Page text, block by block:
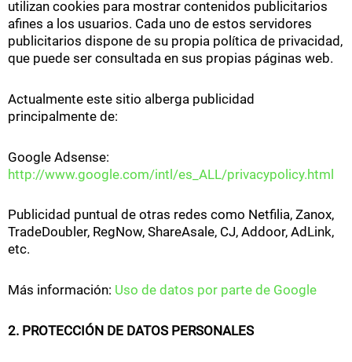
utilizan cookies para mostrar contenidos publicitarios
afines a los usuarios. Cada uno de estos servidores
publicitarios dispone de su propia política de privacidad,
que puede ser consultada en sus propias páginas web.
Actualmente este sitio alberga publicidad
principalmente de:
Google Adsense:
http://www.google.com/intl/es_ALL/privacypolicy.html
Publicidad puntual de otras redes como Netfilia, Zanox,
TradeDoubler, RegNow, ShareAsale, CJ, Addoor, AdLink,
etc.
Más información: Uso de datos por parte de Google
2. PROTECCIÓN DE DATOS PERSONALES